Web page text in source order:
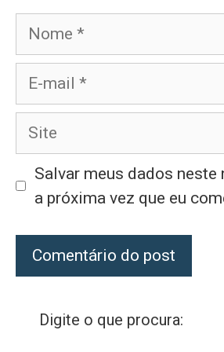
Nome
Site
Salvar meus dados neste
a próxima vez que eu
Digite o que procura: